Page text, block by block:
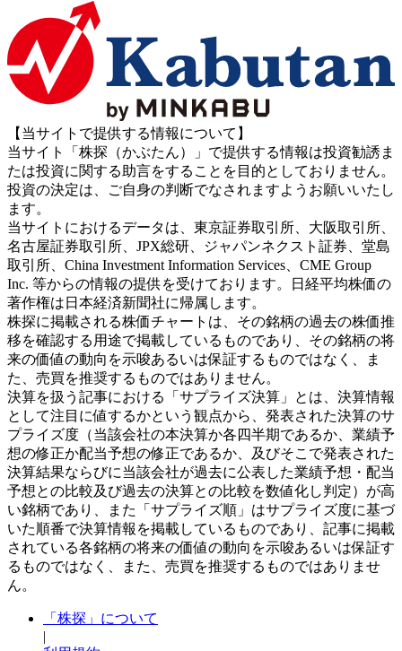
【当サイトで提供する情報について】
当サイト「株探（かぶたん）」で提供する情報は投資勧誘ま
たは投資に関する助言をすることを目的としておりません。
投資の決定は、ご自身の判断でなされますようお願いいたし
ます。
当サイトにおけるデータは、東京証券取引所、大阪取引所、
名古屋証券取引所、JPX総研、ジャパンネクスト証券、堂島
取引所、China Investment Information Services、CME Group
Inc. 等からの情報の提供を受けております。日経平均株価の
著作権は日本経済新聞社に帰属します。
株探に掲載される株価チャートは、その銘柄の過去の株価推
移を確認する用途で掲載しているものであり、その銘柄の将
来の価値の動向を示唆あるいは保証するものではなく、ま
た、売買を推奨するものではありません。
決算を扱う記事における「サプライズ決算」とは、決算情報
として注目に値するかという観点から、発表された決算のサ
プライズ度（当該会社の本決算か各四半期であるか、業績予
想の修正か配当予想の修正であるか、及びそこで発表された
決算結果ならびに当該会社が過去に公表した業績予想・配当
予想との比較及び過去の決算との比較を数値化し判定）が高
い銘柄であり、また「サプライズ順」はサプライズ度に基づ
いた順番で決算情報を掲載しているものであり、記事に掲載
されている各銘柄の将来の価値の動向を示唆あるいは保証す
るものではなく、また、売買を推奨するものではありませ
ん。
「株探」について
|